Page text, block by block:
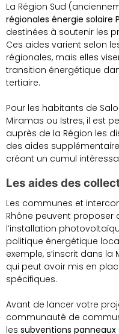
La Région Sud
régionales énergie solaire
destinées à soutenir les
Ces aides varient selon
régionales, mais elles
transition énergétique
tertiaire.
Pour les habitants de
Miramas ou Istres, il est
auprès de la Région les
des aides
créant un cumul
Les aides des
Les communes et
Rhône peuvent
l’installation
politique énergétique
exemple, s’inscrit dans la
qui peut avoir mis en
spécifiques.
Avant de lancer votre
communauté de
les subventions